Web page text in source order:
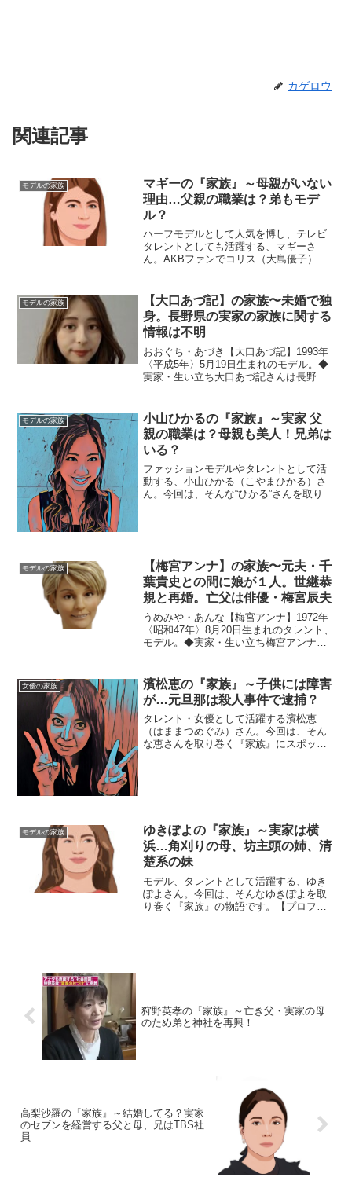
カゲロウ
関連記事
モデルの家族
マギーの『家族』～母親がいない
理由…父親の職業は？弟もモデ
ル？
ハーフモデルとして人気を博し、テレビ
タレントとしても活躍する、マギーさ
ん。AKBファンでコリス（大島優子）推
て、ご紹介します。名 前：マギー
本 名：ギブ・奈月・マーガ...
モデルの家族
【大口あづ記】の家族〜未婚で独
身。長野県の実家の家族に関する
情報は不明
おおぐち・あづき【大口あづ記】1993年
〈平成5年〉5月19日生まれのモデル。◆
実家・生い立ち大口あづ記さんは長野県
スカウトをきっかけに芸能界入りしまし
た。就職活動を中...
モデルの家族
小山ひかるの『家族』～実家 父
親の職業は？母親も美人！兄弟は
いる？
ファッションモデルやタレントとして活
動する、小山ひかる（こやまひかる）さ
ん。今回は、そんな“ひかる”さんを取り巻
モデルの家族
【梅宮アンナ】の家族〜元夫・千
葉貴史との間に娘が１人。世継恭
規と再婚。亡父は俳優・梅宮辰夫
うめみや・あんな【梅宮アンナ】1972年
〈昭和47年〉8月20日生まれのタレント、
モデル。◆実家・生い立ち梅宮アンナさ
がら育ちました。学歴は、若葉会幼稚
園、川村小学校、...
女優の家族
濱松恵の『家族』～子供には障害
が…元旦那は殺人事件で逮捕？
タレント・女優として活躍する濱松恵
（はままつめぐみ）さん。今回は、そん
な恵さんを取り巻く『家族』にスポット
モデルの家族
ゆきぽよの『家族』～実家は横
浜…角刈りの母、坊主頭の姉、清
楚系の妹
モデル、タレントとして活躍する、ゆき
ぽよさん。今回は、そんなゆきぽよを取
り巻く『家族』の物語です。【プロフィ
狩野英孝の『家族』～亡き父・実家の母
のため弟と神社を再興！
高梨沙羅の『家族』～結婚してる？実家
のセブンを経営する父と母、兄はTBS社
員